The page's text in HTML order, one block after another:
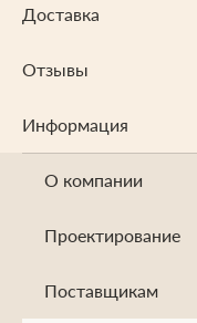
Доставка
Отзывы
Информация
О компании
Проектирование
Поставщикам